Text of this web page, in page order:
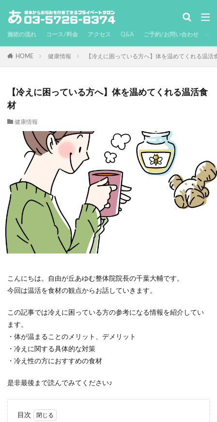
施術の流れ コース/料金 アクセス Q&A ご予約/お問い合わせ
HOME 健康情報 【冷えに困っている方へ】体を温めてくれる温活
【冷えに困っている方へ】体を温めてくれる温活食
材
健康情報
こんにちは。自由が丘あゆむ整体院院長の千葉大輔です。
今回は温活を食材の観点からお話していきます。
この記事では冷えに困っている方の参考になる情報を紹介してい
ます。
・体が温まることのメリット、デメリット
・冷えに関する具体的な対策
・冷え性の方におすすめの食材
是非最後まで読んでみてください♪
目次